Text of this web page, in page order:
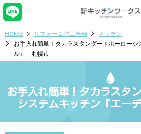
HOME リフォーム施工事例
キッチン
お手入れ簡単！タカラスタンダードホーローシ
ル』 札幌市
お手入れ簡単！タカラスタ
システムキッチン『エー